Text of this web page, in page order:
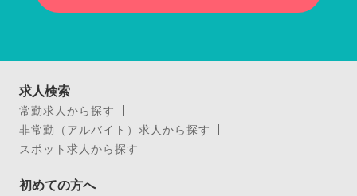
求人検索
常勤求人から探す
非常勤（アルバイト）求人から探す
スポット求人から探す
初めての方へ